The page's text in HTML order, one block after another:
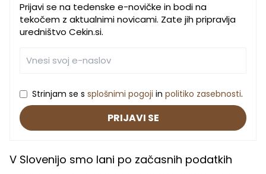
Prijavi se na tedenske e-novičke in bodi na
tekočem z aktualnimi novicami. Zate jih pripravlja
uredništvo Cekin.si.
Strinjam se s splošnimi pogoji in politiko zasebnosti.
PRIJAVI SE
V Slovenijo smo lani po začasnih podatkih